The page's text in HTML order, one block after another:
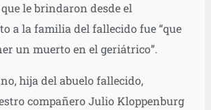
le brindaron desde el
a la familia del fallecido fue “que
un muerto en el geriátrico”.
hija del abuelo fallecido,
compañero Julio Kloppenburg